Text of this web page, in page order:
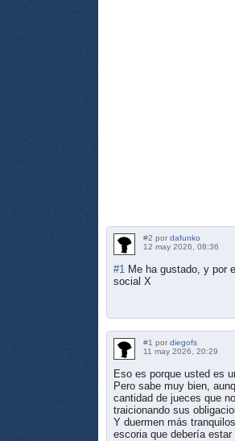
#2 por dafunko
12 may 2026, 08:36
#1 Me ha gustado, y por
social X
#1 por diegofs
11 may 2026, 20:29
Eso es porque usted es
Pero sabe muy bien,
cantidad de jueces que
traicionando sus
Y duermen más
escoria que debería estar